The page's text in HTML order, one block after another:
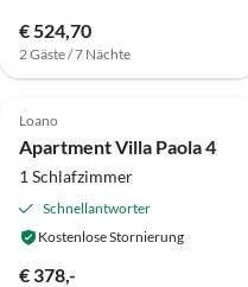
€ 524,70
2 Gäste / 7 Nächte
Top-Inserat
4.6 (5)
Loano
Apartment Villa Paola 4
1 Schlafzimmer
Schnellantworter
Kostenlose Stornierung
€ 378,-